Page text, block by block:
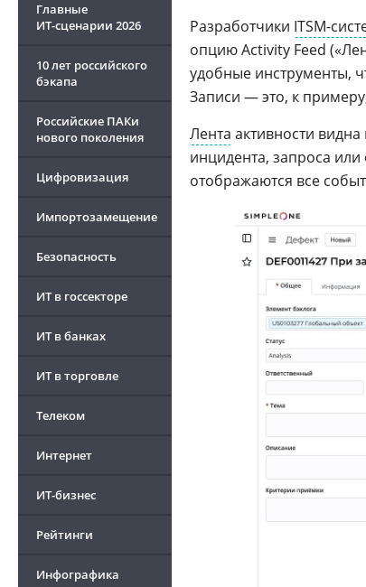
Главные
ИТ-сценарии 2026
10 лет российского
бэкапа
Российские ПАКи
нового поколения
Цифровизация
Импортозамещение
Безопасность
ИТ в госсекторе
ИТ в банках
ИТ в торговле
Телеком
Интернет
ИТ-бизнес
Рейтинги
Инфографика
Разработчики ITSM-
опцию Activity Feed
удобные инструменты,
Записи — это, к
Лента активности
инцидента, запроса
отображаются все